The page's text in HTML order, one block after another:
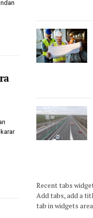
Recent tabs
Add tabs, add a
tab in widgets